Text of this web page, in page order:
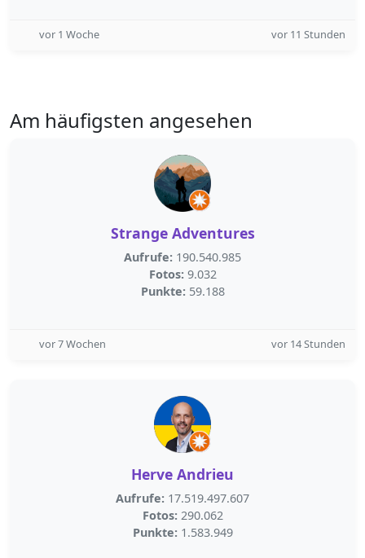
vor 1 Woche vor 11 Stunden
Am häufigsten angesehen
Strange Adventures
Aufrufe: 190.540.985
Fotos: 9.032
Punkte: 59.188
vor 7 Wochen vor 14 Stunden
Herve Andrieu
Aufrufe: 17.519.497.607
Fotos: 290.062
Punkte: 1.583.949